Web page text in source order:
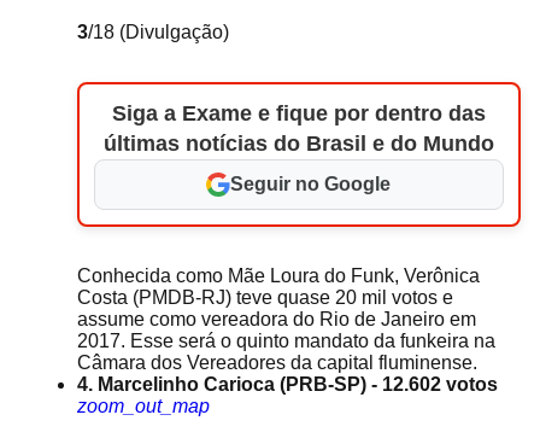
3/18 (Divulgação)
Siga a Exame e fique por dentro das
últimas notícias do Brasil e do Mundo
Seguir no Google
Conhecida como Mãe Loura do Funk, Verônica
Costa (PMDB-RJ) teve quase 20 mil votos e
assume como vereadora do Rio de Janeiro em
2017. Esse será o quinto mandato da funkeira na
Câmara dos Vereadores da capital fluminense.
4. Marcelinho Carioca (PRB-SP) - 12.602 votos
zoom_out_map